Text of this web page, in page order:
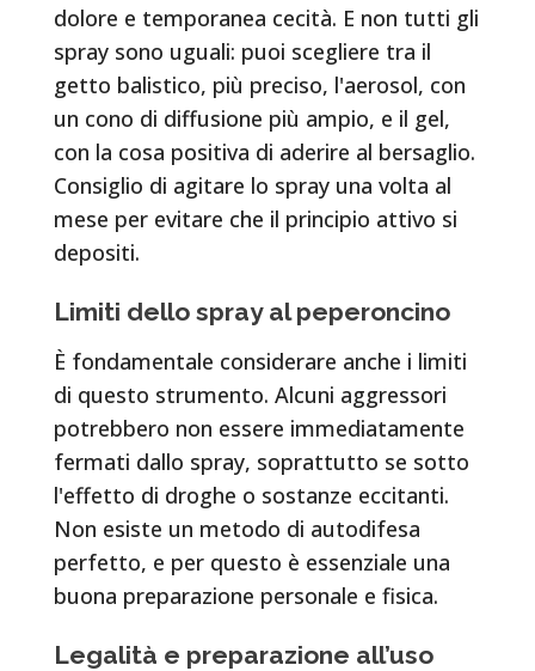
dolore e temporanea cecità. E non tutti gli
spray sono uguali: puoi scegliere tra il
getto balistico, più preciso, l'aerosol, con
un cono di diffusione più ampio, e il gel,
con la cosa positiva di aderire al bersaglio.
Consiglio di agitare lo spray una volta al
mese per evitare che il principio attivo si
depositi.
Limiti dello spray al peperoncino
È fondamentale considerare anche i limiti
di questo strumento. Alcuni aggressori
potrebbero non essere immediatamente
fermati dallo spray, soprattutto se sotto
l'effetto di droghe o sostanze eccitanti.
Non esiste un metodo di autodifesa
perfetto, e per questo è essenziale una
buona preparazione personale e fisica.
Legalità e preparazione all’uso